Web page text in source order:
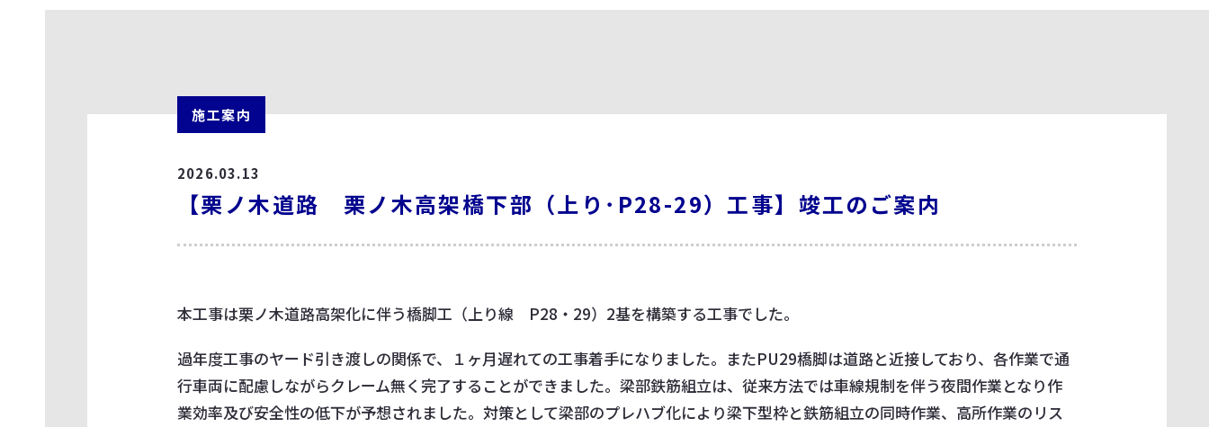
施工案内
2026.03.13
【栗ノ木道路 栗ノ木高架橋下部（上り･P28-29）工事】竣工のご案内
本工事は栗ノ木道路高架化に伴う橋脚工（上り線 P28・29）2基を構築する工事でした。
過年度工事のヤード引き渡しの関係で、１ヶ月遅れての工事着手になりました。またPU29橋脚は道路と近接しており、各作業で通
行車両に配慮しながらクレーム無く完了することができました。梁部鉄筋組立は、従来方法では車線規制を伴う夜間作業となり作
業効率及び安全性の低下が予想されました。対策として梁部のプレハブ化により梁下型枠と鉄筋組立の同時作業、高所作業のリス